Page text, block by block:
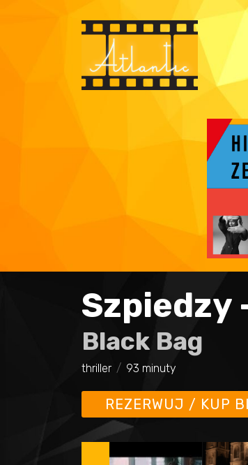
Szpiedzy
Black Bag
thriller 93 minuty
REZERWUJ / KUP